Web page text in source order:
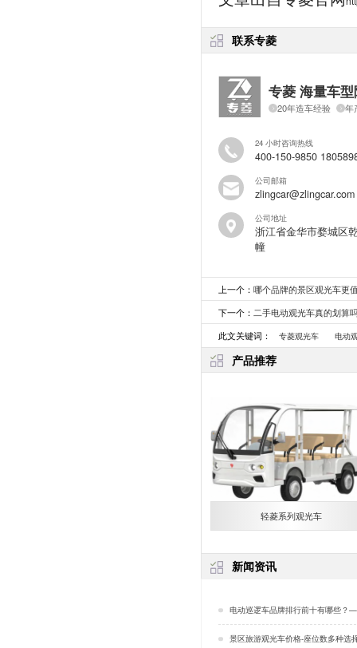
联系专菱
专菱 海量车
20年造车经验 年
24 小时咨询热线
400-150-9850
公司邮箱
zlingcar@zlingcar.com
公司地址
浙江省金华市婺城区
幢
上一个： 哪个品牌的景区观光车更
下一个： 二手电动观光车真的划算
此文关键词：
专菱观光车 电动
产品推荐
轻菱系列观光车
新闻资讯
电动巡逻车品牌排行前十有哪些？—— 第一次开巡逻车需要注意什
景区旅游观光车价格-座位数多种选择